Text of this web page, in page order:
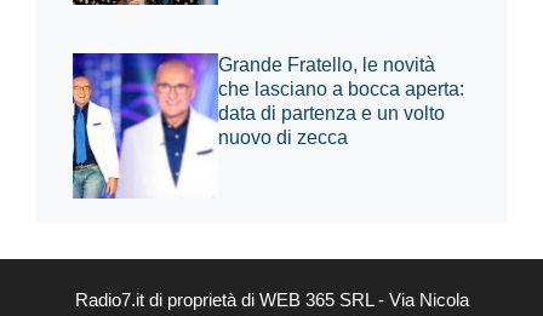
Grande Fratello, le novità
che lasciano a bocca aperta:
data di partenza e un volto
nuovo di zecca
Radio7.it di proprietà di WEB 365 SRL - Via Nicola